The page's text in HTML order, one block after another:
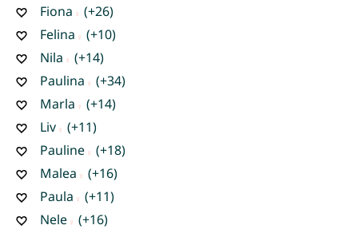
Fiona
(+26)
Felina
(+10)
Nila
(+14)
Paulina
(+34)
Marla
(+14)
Liv
(+11)
Pauline
(+18)
Malea
(+16)
Paula
(+11)
Nele
(+16)